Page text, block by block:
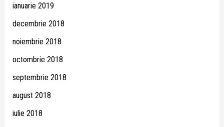
ianuarie 2019
decembrie 2018
noiembrie 2018
octombrie 2018
septembrie 2018
august 2018
iulie 2018